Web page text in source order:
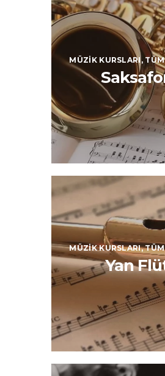
MÜZIK KURSLARI, TÜM
MÜZIK KURSLARI,TÜM
Yan